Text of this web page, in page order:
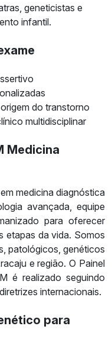
geneticistas e
infantil.
do transtorno
multidisciplinar
Medicina
medicina diagnóstica
avançada, equipe
para oferecer
etapas da vida. Somos
patológicos, genéticos
e região. O Painel
é realizado seguindo
internacionais.
para